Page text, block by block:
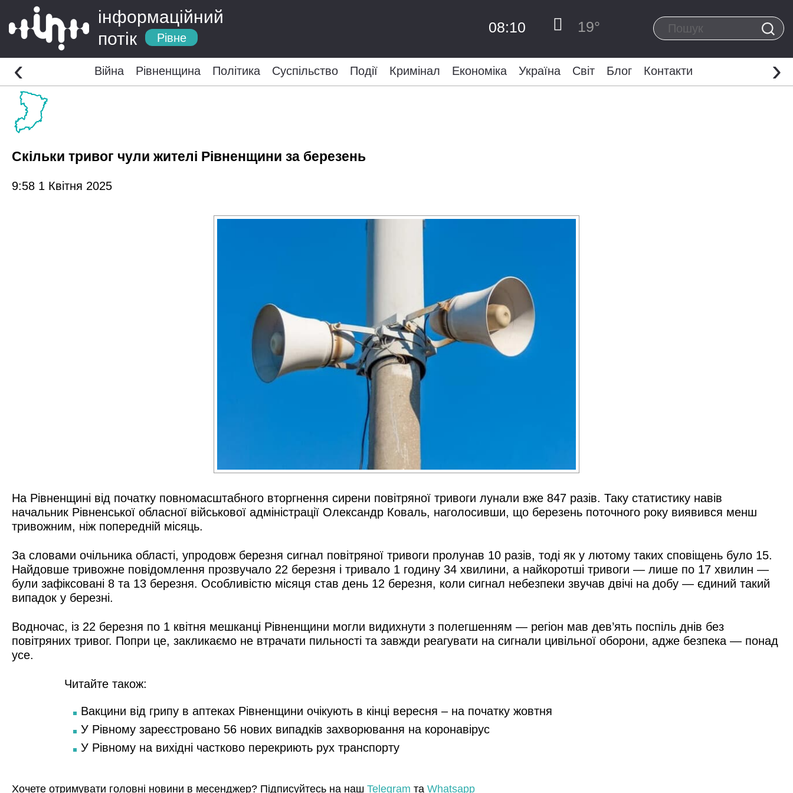
інформаційний
потік
Рівне
08:10 19°
Війна Рівненщина Політика Суспільство Події Кримінал Економіка Україна Світ Блог Контакти
‹ ›
Скільки тривог чули жителі Рівненщини за березень
9:58 1 Квітня 2025
На Рівненщині від початку повномасштабного вторгнення сирени повітряної тривоги лунали вже 847 разів. Таку статистику навів
начальник Рівненської обласної військової адміністрації Олександр Коваль, наголосивши, що березень поточного року виявився менш
тривожним, ніж попередній місяць.
За словами очільника області, упродовж березня сигнал повітряної тривоги пролунав 10 разів, тоді як у лютому таких сповіщень було 15.
Найдовше тривожне повідомлення прозвучало 22 березня і тривало 1 годину 34 хвилини, а найкоротші тривоги — лише по 17 хвилин —
були зафіксовані 8 та 13 березня. Особливістю місяця став день 12 березня, коли сигнал небезпеки звучав двічі на добу — єдиний такий
випадок у березні.
Водночас, із 22 березня по 1 квітня мешканці Рівненщини могли видихнути з полегшенням — регіон мав дев’ять поспіль днів без
повітряних тривог. Попри це, закликаємо не втрачати пильності та завжди реагувати на сигнали цивільної оборони, адже безпека — понад
усе.
Читайте також:
Вакцини від грипу в аптеках Рівненщини очікують в кінці вересня – на початку жовтня
У Рівному зареєстровано 56 нових випадків захворювання на коронавірус
У Рівному на вихідні частково перекриють рух транспорту
Хочете отримувати головні новини в месенджер? Підписуйтесь на наш Telegram та Whatsapp